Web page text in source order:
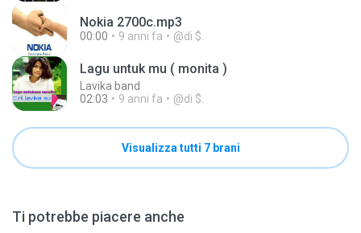
Nokia 2700c.mp3
00:00 9 anni fa @di $.
Lagu untuk mu ( monita )
Lavika band
02:03
9 anni fa @di $.
Visualizza tutti 7 brani
Ti potrebbe piacere anche